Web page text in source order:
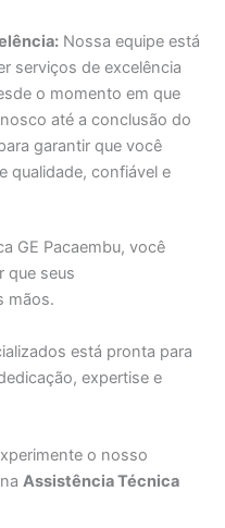
Nossa equipe está
serviços de excelência
o momento em que
até a conclusão do
garantir que você
qualidade, confiável e
GE Pacaembu, você
que seus
mãos.
está pronta para
expertise e
o nosso
naAssistência Técnica